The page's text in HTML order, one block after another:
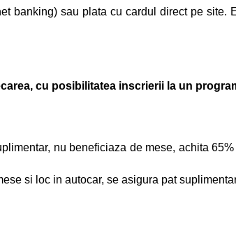
banking) sau plata cu cardul direct pe site.
cu posibilitatea inscrierii la un
nu beneficiaza de mese, achita
si loc in autocar, se asigura pat